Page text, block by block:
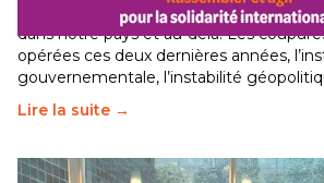
Le secteur humanitaire connaît des
dans notre pays et au-delà. Les
opérées ces deux dernières années,
gouvernementale, l’instabilité
Lire la suite →